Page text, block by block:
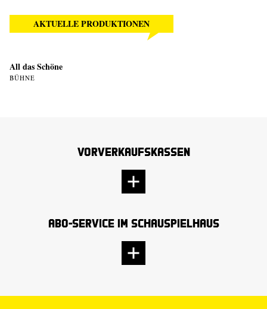
AKTUELLE PRODUKTIONEN
All das Schöne
BÜHNE
Vorverkaufskassen
Abo-Service im Schauspielhaus